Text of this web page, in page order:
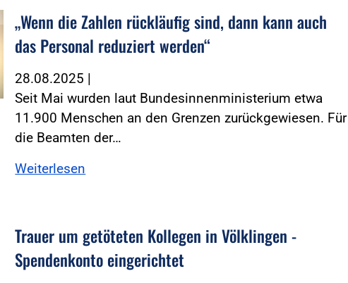
„Wenn die Zahlen rückläufig sind, dann kann auch
das Personal reduziert werden“
28.08.2025 |
Seit Mai wurden laut Bundesinnenministerium etwa
11.900 Menschen an den Grenzen zurückgewiesen. Für
die Beamten der…
Weiterlesen
Trauer um getöteten Kollegen in Völklingen -
Spendenkonto eingerichtet